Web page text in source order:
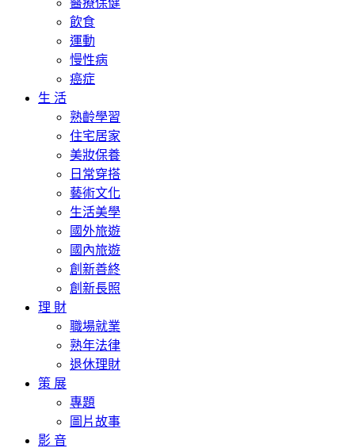
醫療保健
飲食
運動
慢性病
癌症
生 活
熟齡學習
住宅居家
美妝保養
日常穿搭
藝術文化
生活美學
國外旅遊
國內旅遊
創新善終
創新長照
理 財
職場就業
熟年法律
退休理財
策 展
專題
圖片故事
影 音